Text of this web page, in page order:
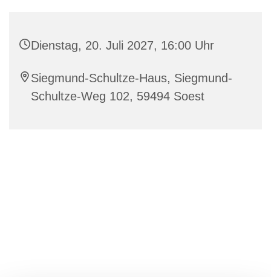
Dienstag, 20. Juli 2027, 16:00 Uhr
Siegmund-Schultze-Haus, Siegmund-
Schultze-Weg 102, 59494 Soest